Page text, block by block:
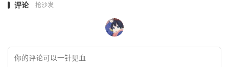
评论 抢沙发